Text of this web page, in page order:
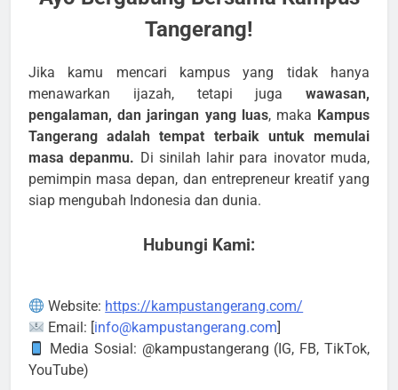
Tangerang!
Jika kamu mencari kampus yang tidak hanya
menawarkan ijazah, tetapi juga wawasan,
pengalaman, dan jaringan yang luas, maka Kampus
Tangerang adalah tempat terbaik untuk memulai
masa depanmu. Di sinilah lahir para inovator muda,
pemimpin masa depan, dan entrepreneur kreatif yang
siap mengubah Indonesia dan dunia.
Hubungi Kami:
Website: https://kampustangerang.com/
Email: [info@kampustangerang.com]
Media Sosial: @kampustangerang (IG, FB, TikTok,
YouTube)